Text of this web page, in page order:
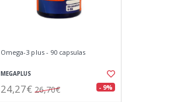
Omega-3 plus - 90 capsulas
MEGAPLUS
24,27€ 26,70€ - 9%